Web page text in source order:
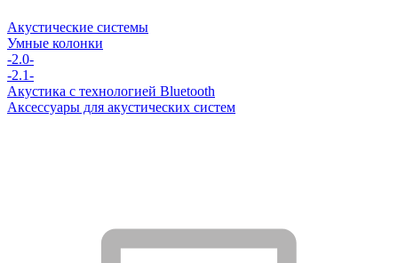
Акустические системы
Умные колонки
-2.0-
-2.1-
Акустика с технологией Bluetooth
Аксессуары для акустических систем